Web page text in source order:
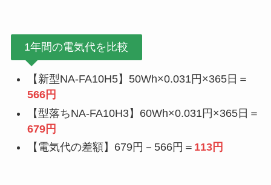
1年間の電気代を比較
【新型NA-FA10H5】50Wh×0.031円×365日＝
566円
【型落ちNA-FA10H3】60Wh×0.031円×365日＝
679円
【電気代の差額】679円－566円＝ 113円